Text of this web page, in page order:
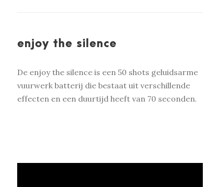
enjoy the silence
De enjoy the silence is een 50 shots geluidsarme
vuurwerk batterij die bestaat uit verschillende
effecten en een duurtijd heeft van 70 seconden.